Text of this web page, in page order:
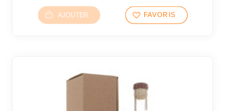
AJOUTER FAVORIS